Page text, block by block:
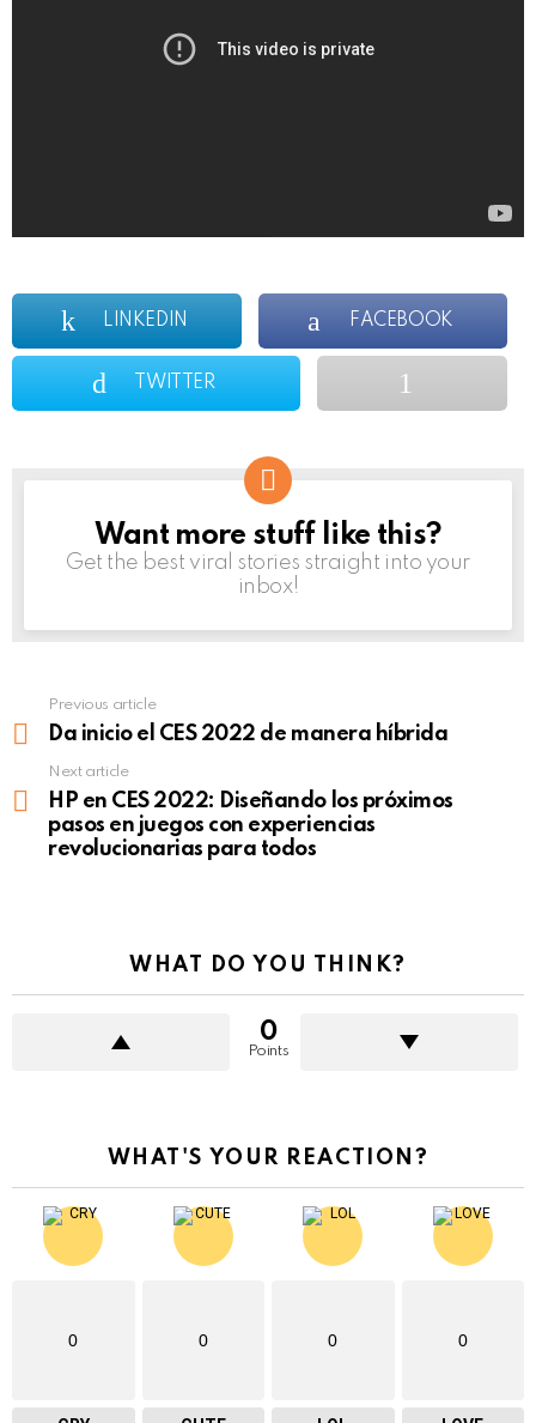
LINKEDIN FACEBOOK
TWITTER
NEWSLETTER
Want more stuff like this?
Get the best viral stories straight into your
inbox!
more
Previous article
Da inicio el CES 2022 de manera híbrida
Next article
HP en CES 2022: Diseñando los próximos
pasos en juegos con experiencias
revolucionarias para todos
WHAT DO YOU THINK?
0
Points
WHAT'S YOUR REACTION?
0 0 0 0